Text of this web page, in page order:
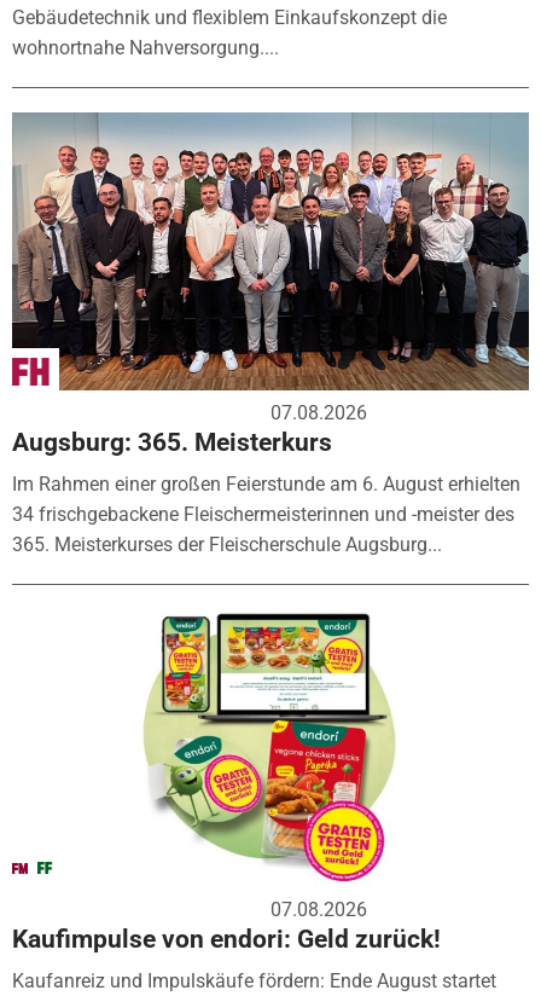
Gebäudetechnik und flexiblem Einkaufskonzept die
wohnortnahe Nahversorgung....
07.08.2026
Augsburg: 365. Meisterkurs
Im Rahmen einer großen Feierstunde am 6. August erhielten
34 frischgebackene Fleischermeisterinnen und -meister des
365. Meisterkurses der Fleischerschule Augsburg...
07.08.2026
Kaufimpulse von endori: Geld zurück!
Kaufanreiz und Impulskäufe fördern: Ende August startet